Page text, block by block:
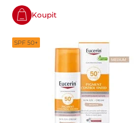
Koupit
SPF 50+